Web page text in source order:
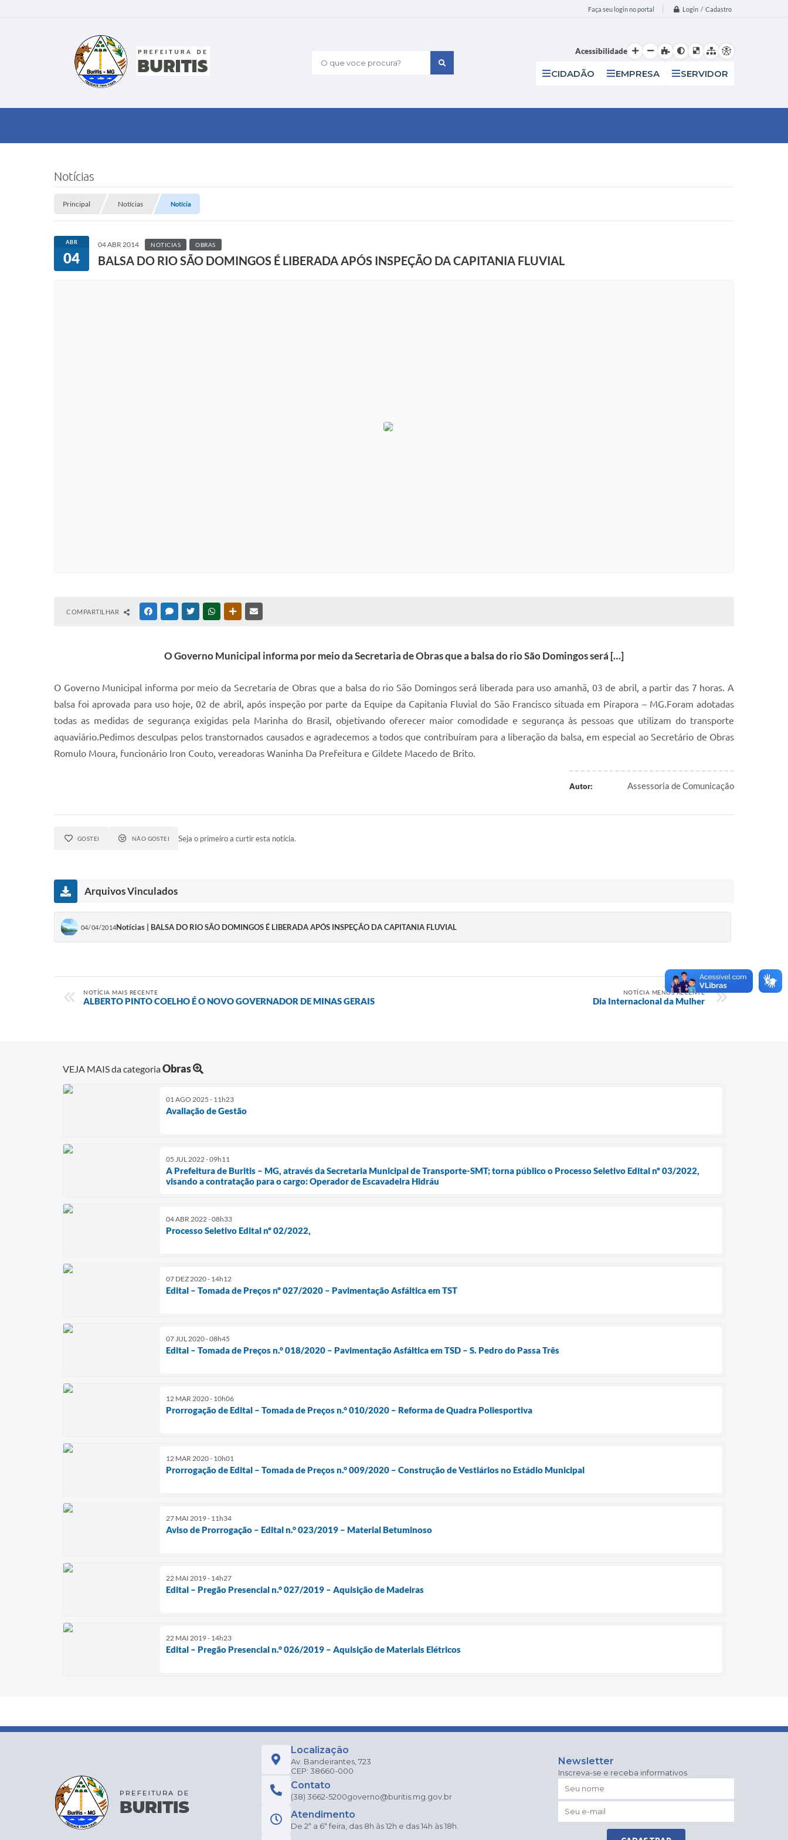
Faça seu login no portal Login / Cadastro
O que voce procura?
Acessibilidade
CIDADÃO EMPRESA SERVIDOR
Notícias
Principal Notícias Notícia
ABR
04
04 ABR 2014 NOTICIAS OBRAS
BALSA DO RIO SÃO DOMINGOS É LIBERADA APÓS INSPEÇÃO DA CAPITANIA FLUVIAL
COMPARTILHAR FACEBOOKMESSENGER
TWITTERWHATSAPPOUTRAS MÍDIAS
O Governo Municipal informa por meio da Secretaria de Obras que a balsa do rio São Domingos será […]
O Governo Municipal informa por meio da Secretaria de Obras que a balsa do rio São Domingos será liberada para uso amanhã, 03 de abril, a partir das 7 horas. A
balsa foi aprovada para uso hoje, 02 de abril, após inspeção por parte da Equipe da Capitania Fluvial do São Francisco situada em Pirapora – MG.Foram adotadas
todas as medidas de segurança exigidas pela Marinha do Brasil, objetivando oferecer maior comodidade e segurança às pessoas que utilizam do transporte
aquaviário.Pedimos desculpas pelos transtornados causados e agradecemos a todos que contribuíram para a liberação da balsa, em especial ao Secretário de Obras
Romulo Moura, funcionário Iron Couto, vereadoras Waninha Da Prefeitura e Gildete Macedo de Brito.
Autor: Assessoria de Comunicação
GOSTEI NÃO GOSTEI Seja o primeiro a curtir esta notícia.
Arquivos Vinculados
04/04/2014Notícias | BALSA DO RIO SÃO DOMINGOS É LIBERADA APÓS INSPEÇÃO DA CAPITANIA FLUVIAL
NOTÍCIA MAIS RECENTE
ALBERTO PINTO COELHO É O NOVO GOVERNADOR DE MINAS GERAIS
NOTÍCIA MENOS RECENTE
Dia Internacional da Mulher
VEJA MAIS da categoriaObras
01 AGO 2025 - 11h23
Avaliação de Gestão
05 JUL 2022 - 09h11
A Prefeitura de Buritis – MG, através da Secretaria Municipal de Transporte-SMT; torna público o Processo Seletivo Edital nº 03/2022,
visando a contratação para o cargo: Operador de Escavadeira Hidráu
04 ABR 2022 - 08h33
Processo Seletivo Edital nº 02/2022,
07 DEZ 2020 - 14h12
Edital – Tomada de Preços nº 027/2020 – Pavimentação Asfáltica em TST
07 JUL 2020 - 08h45
Edital – Tomada de Preços n.° 018/2020 – Pavimentação Asfáltica em TSD – S. Pedro do Passa Três
12 MAR 2020 - 10h06
Prorrogação de Edital – Tomada de Preços n.° 010/2020 – Reforma de Quadra Poliesportiva
12 MAR 2020 - 10h01
Prorrogação de Edital – Tomada de Preços n.° 009/2020 – Construção de Vestiários no Estádio Municipal
27 MAI 2019 - 11h34
Aviso de Prorrogação – Edital n.° 023/2019 – Material Betuminoso
22 MAI 2019 - 14h27
Edital – Pregão Presencial n.° 027/2019 – Aquisição de Madeiras
22 MAI 2019 - 14h23
Edital – Pregão Presencial n.° 026/2019 – Aquisição de Materiais Elétricos
Localização
Av. Bandeirantes, 723
CEP: 38660-000
Contato
(38) 3662-5200governo@buritis.mg.gov.br
Atendimento
De 2ª a 6ª feira, das 8h às 12h e das 14h às 18h.
Newsletter
Inscreva-se e receba informativos